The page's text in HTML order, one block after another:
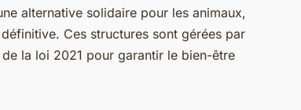
alternative solidaire pour les animaux,
Ces structures sont gérées par
la loi 2021 pour garantir le bien-être